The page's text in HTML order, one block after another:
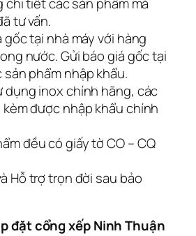
tư vấn.
gốc tại nhà máy với hàng
nước. Gửi báo giá gốc tại
sản phẩm nhập khẩu.
dụng inox chính hãng, các
được nhập khẩu chính
đều có giấy tờ CO – CQ
Hỗ trợ trọn đời sau bảo
đặt cổng xếp Ninh Thuận